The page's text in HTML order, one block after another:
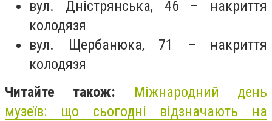
вул. Дністрянська, 46 – накриття
колодязя
вул. Щербанюка, 71 – накриття
колодязя
Читайте також: Міжнародний день
музеїв: що сьогодні відзначають на